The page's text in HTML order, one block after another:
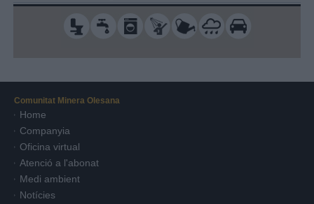
Comunitat Minera Olesana
Home
Companyia
Oficina virtual
Atenció a l'abonat
Medi ambient
Notícies